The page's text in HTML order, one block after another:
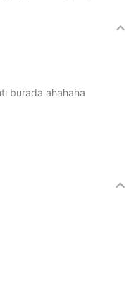
burada ahahaha